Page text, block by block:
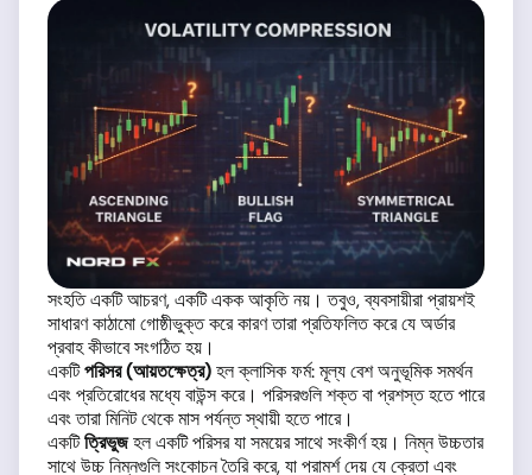
সংহতি একটি আচরণ, একটি একক আকৃতি নয়। তবুও, ব্যবসায়ীরা প্রায়শই
সাধারণ কাঠামো গোষ্ঠীভুক্ত করে কারণ তারা প্রতিফলিত করে যে অর্ডার
প্রবাহ কীভাবে সংগঠিত হয়।
একটিপরিসর (আয়তক্ষেত্র)হল ক্লাসিক ফর্ম: মূল্য বেশ অনুভূমিক সমর্থন
এবং প্রতিরোধের মধ্যে বাউন্স করে। পরিসরগুলি শক্ত বা প্রশস্ত হতে পারে
এবং তারা মিনিট থেকে মাস পর্যন্ত স্থায়ী হতে পারে।
একটিত্রিভুজহল একটি পরিসর যা সময়ের সাথে সংকীর্ণ হয়। নিম্ন উচ্চতার
সাথে উচ্চ নিম্নগুলি সংকোচন তৈরি করে, যা পরামর্শ দেয় যে ক্রেতা এবং